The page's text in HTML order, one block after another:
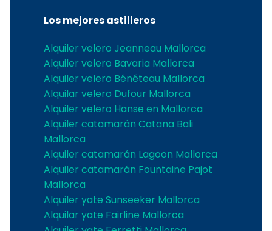
Los mejores astilleros
Alquiler velero Jeanneau Mallorca
Alquiler velero Bavaria Mallorca
Alquiler velero Bénéteau Mallorca
Alquilar velero Dufour Mallorca
Alquiler velero Hanse en Mallorca
Alquiler catamarán Catana Bali
Mallorca
Alquiler catamarán Lagoon Mallorca
Alquiler catamarán Fountaine Pajot
Mallorca
Alquiler yate Sunseeker Mallorca
Alquilar yate Fairline Mallorca